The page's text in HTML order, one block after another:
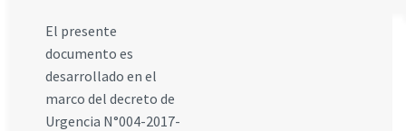
El presente
documento es
desarrollado en el
marco del decreto de
Urgencia N°004-2017-